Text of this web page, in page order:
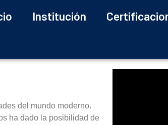
Institución
del mundo moderno.
ha dado la posibilidad de